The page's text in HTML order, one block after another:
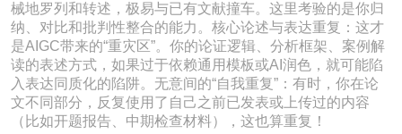
械地罗列和转述，极易与已有文献撞车。这里考验的是你归
纳、对比和批判性整合的能力。核心论述与表达重复：这才
是AIGC带来的“重灾区”。你的论证逻辑、分析框架、案例解
读的表述方式，如果过于依赖通用模板或AI润色，就可能陷
入表达同质化的陷阱。无意间的“自我重复”：有时，你在论
文不同部分，反复使用了自己之前已发表或上传过的内容
（比如开题报告、中期检查材料），这也算重复！